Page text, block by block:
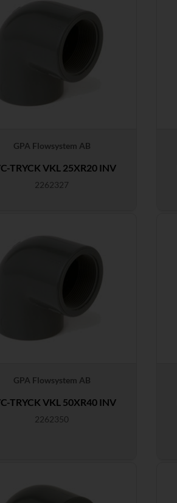
GPA Flowsystem AB
TRYCK VKL 25XR20 INV
2262327
GPA Flowsystem AB
TRYCK VKL 50XR40 INV
2262350